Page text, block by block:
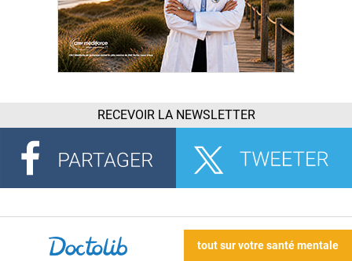
RECEVOIR LA NEWSLETTER
tout sur votre santé mentale